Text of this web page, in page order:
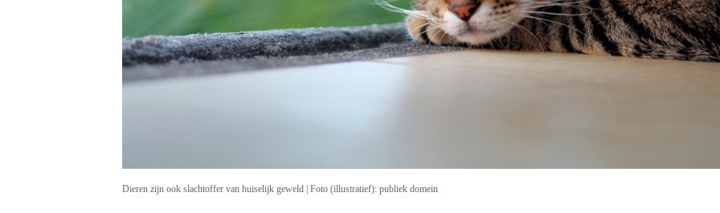
Dieren zijn ook slachtoffer van huiselijk geweld | Foto (illustratief): publiek domein